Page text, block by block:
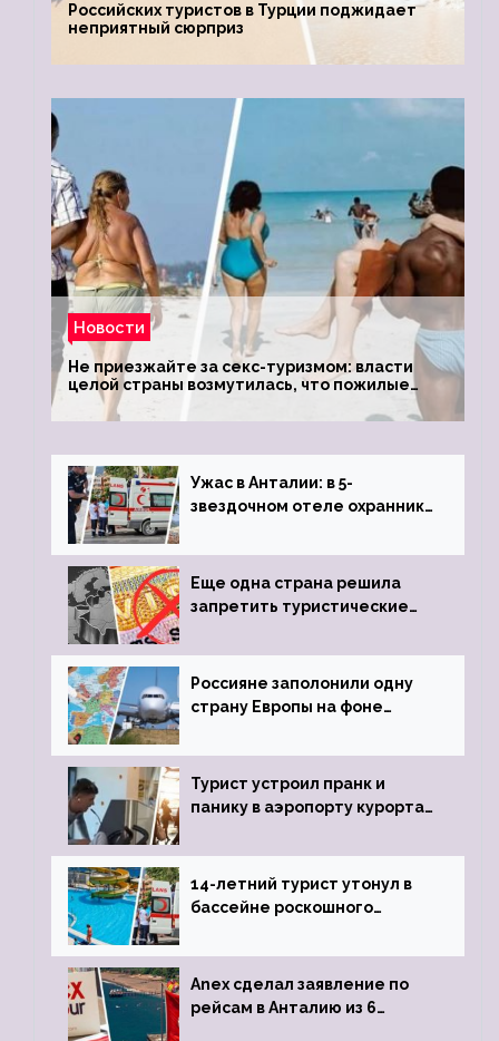
Российских туристов в Турции поджидает
неприятный сюрприз
Новости
Не приезжайте за секс-туризмом: власти
целой страны возмутилась, что пожилые
туристки массово едут к ним, чтобы
обзавестись молодыми любовниками
Ужас в Анталии: в 5-
звездочном отеле охранник
пистолета
Еще одна страна решила
запретить туристические
Россияне заполонили одну
страну Европы на фоне
виз
Турист устроил пранк и
панику в аэропорту курорта,
задержке рейса
14-летний турист утонул в
бассейне роскошного
Anex сделал заявление по
рейсам в Анталию из 6